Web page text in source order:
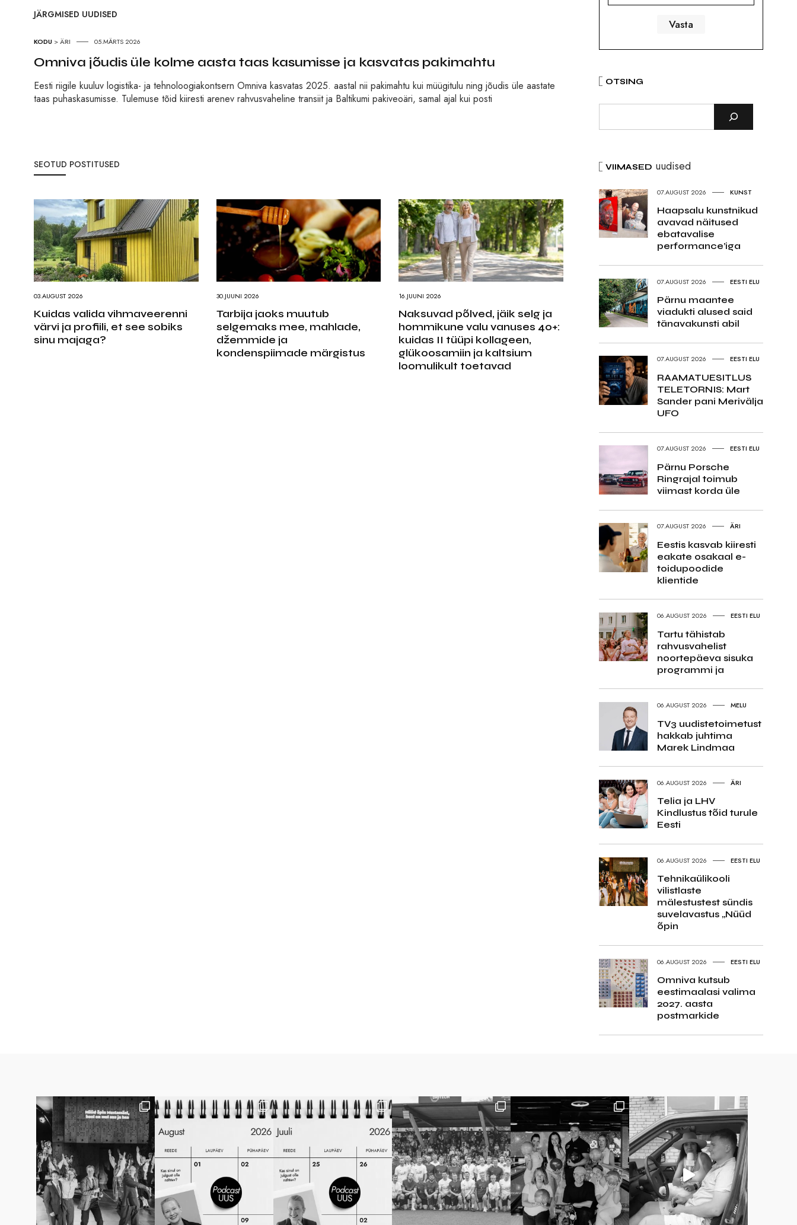
JÄRGMISED UUDISED
KODU >ÄRI 05.MÄRTS 2026
Omniva jõudis üle kolme aasta taas kasumisse ja kasvatas pakimahtu
Eesti riigile kuuluv logistika- ja tehnoloogiakontsern Omniva kasvatas 2025. aastal nii pakimahtu kui müügitulu ning jõudis üle aastate
taas puhaskasumisse. Tulemuse tõid kiiresti arenev rahvusvaheline transiit ja Baltikumi pakiveoäri, samal ajal kui posti
SEOTUD POSTITUSED
03.AUGUST 2026
Kuidas valida vihmaveerenni
värvi ja profiili, et see sobiks
sinu majaga?
30.JUUNI 2026
Tarbija jaoks muutub
selgemaks mee, mahlade,
džemmide ja
kondenspiimade märgistus
16.JUUNI 2026
Naksuvad põlved, jäik selg ja
hommikune valu vanuses 40+:
kuidas II tüüpi kollageen,
glükoosamiin ja kaltsium
loomulikult toetavad
OTSING
VIIMASED uudised
07.AUGUST 2026 KUNST
Haapsalu kunstnikud
avavad näitused
ebatavalise
performance’iga
07.AUGUST 2026 EESTI ELU
Pärnu maantee
viadukti alused said
tänavakunsti abil
07.AUGUST 2026 EESTI ELU
RAAMATUESITLUS
TELETORNIS: Mart
Sander pani Merivälja
UFO
07.AUGUST 2026 EESTI ELU
Pärnu Porsche
Ringrajal toimub
viimast korda üle
07.AUGUST 2026 ÄRI
Eestis kasvab kiiresti
eakate osakaal e-
toidupoodide
klientide
06.AUGUST 2026 EESTI ELU
Tartu tähistab
rahvusvahelist
noortepäeva sisuka
programmi ja
06.AUGUST 2026 MELU
TV3 uudistetoimetust
hakkab juhtima
Marek Lindmaa
06.AUGUST 2026 ÄRI
Telia ja LHV
Kindlustus tõid turule
Eesti
06.AUGUST 2026 EESTI ELU
Tehnikaülikooli
vilistlaste
mälestustest sündis
suvelavastus „Nüüd
õpin
06.AUGUST 2026 EESTI ELU
Omniva kutsub
eestimaalasi valima
2027. aasta
postmarkide